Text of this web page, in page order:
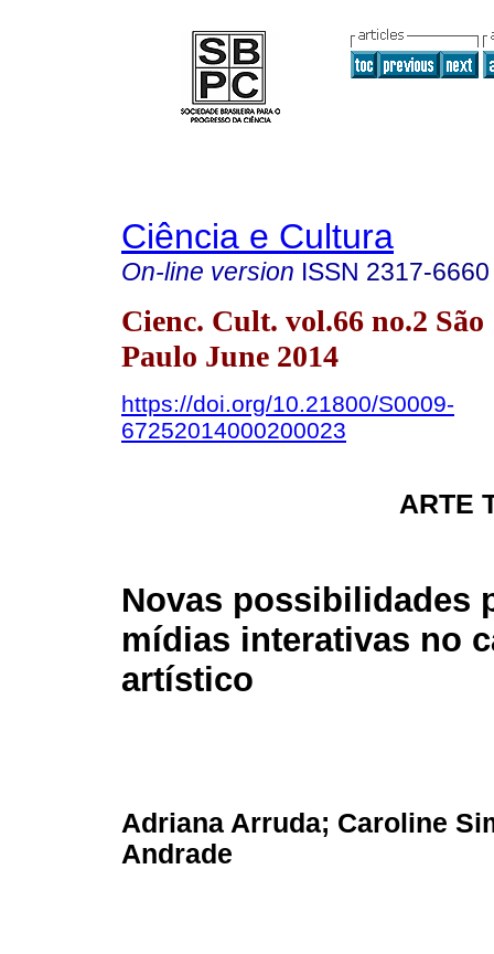
Ciência e Cultura
On-line version ISSN 2317-6660
Cienc. Cult. vol.66 no.2 São
Paulo June 2014
https://doi.org/10.21800/S0009-
67252014000200023
ARTE
Novas possibilidades
mídias interativas no
artístico
Adriana Arruda; Caroline
Andrade